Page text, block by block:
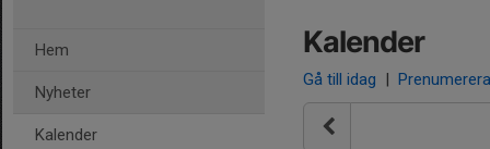
Hem
Nyheter
Kalender
Kalender
Gå till idag | Prenumerera